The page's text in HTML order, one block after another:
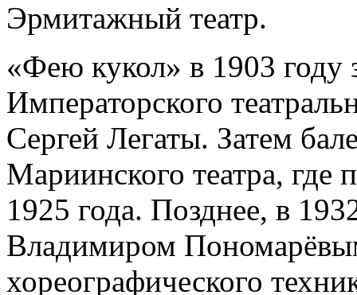
Эрмитажный театр.
«Фею кукол» в 1903 году
Императорского
Сергей Легаты. Затем
Мариинского театра, где
1925 года. Позднее, в
Владимиром
хореографического